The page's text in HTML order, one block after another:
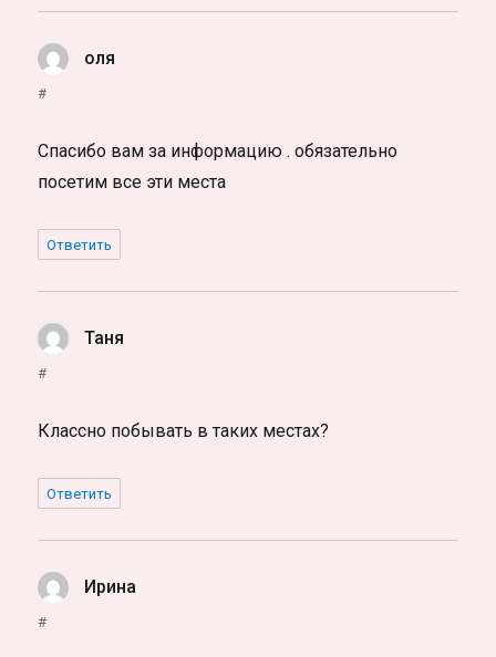
оля
#
Спасибо вам за информацию . обязательно
посетим все эти места
Ответить
Таня
#
Классно побывать в таких местах?
Ответить
Ирина
#